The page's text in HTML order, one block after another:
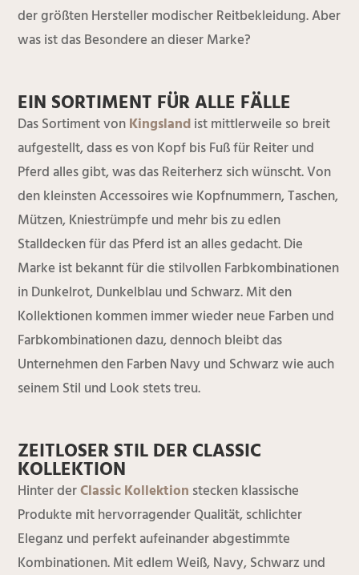
der größten Hersteller modischer Reitbekleidung. Aber
was ist das Besondere an dieser Marke?
EIN SORTIMENT FÜR ALLE FÄLLE
Das Sortiment vonKingslandist mittlerweile so breit
aufgestellt, dass es von Kopf bis Fuß für Reiter und
Pferd alles gibt, was das Reiterherz sich wünscht. Von
den kleinsten Accessoires wie Kopfnummern, Taschen,
Mützen, Kniestrümpfe und mehr bis zu edlen
Stalldecken für das Pferd ist an alles gedacht. Die
Marke ist bekannt für die stilvollen Farbkombinationen
in Dunkelrot, Dunkelblau und Schwarz. Mit den
Kollektionen kommen immer wieder neue Farben und
Farbkombinationen dazu, dennoch bleibt das
Unternehmen den Farben Navy und Schwarz wie auch
seinem Stil und Look stets treu.
ZEITLOSER STIL DER CLASSIC
KOLLEKTION
Hinter derClassic Kollektion stecken klassische
Produkte mit hervorragender Qualität, schlichter
Eleganz und perfekt aufeinander abgestimmte
Kombinationen. Mit edlem Weiß, Navy, Schwarz und